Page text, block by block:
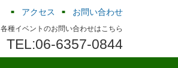
アクセス お問い合わせ
各種イベントのお問い合わせはこちら
TEL:06-6357-0844